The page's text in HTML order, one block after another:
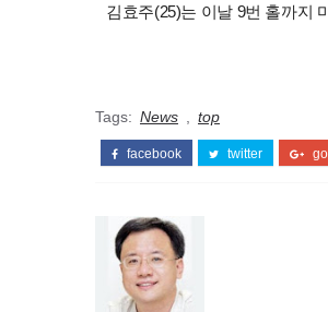
김효주(25)는 이날 9번 홀까지
Tags: News top
facebook twitter